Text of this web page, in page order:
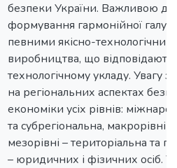
безпеки України. Важливою для
формування гармонійної
певними якісно-
виробництва, що
технологічному укладу. Увагу
на регіональних аспектах
економіки усіх рівнів:
та субрегіональна, макрорівні
мезорівні – територіальна та
– юридичних і фізичних осіб. У